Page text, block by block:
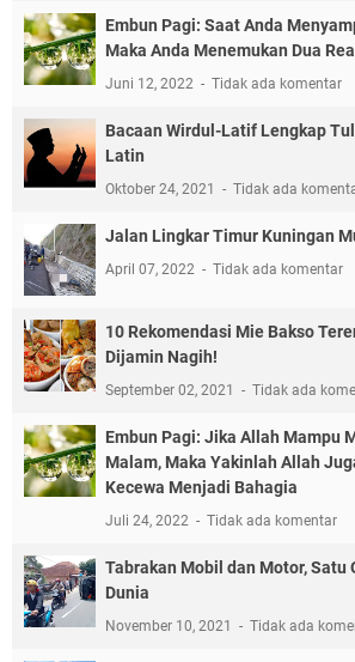
Embun Pagi: Saat Anda
Maka Anda Menemukan Dua
Juni 12, 2022 Tidak ada komentar
Bacaan Wirdul-Latif Lengkap
Latin
Oktober 24, 2021 Tidak ada
Jalan Lingkar Timur Kuningan
April 07, 2022 Tidak ada komentar
10 Rekomendasi Mie Bakso
Dijamin Nagih!
September 02, 2021 Tidak ada
Embun Pagi: Jika Allah Mampu
Malam, Maka Yakinlah Allah
Kecewa Menjadi Bahagia
Juli 24, 2022 Tidak ada komentar
Tabrakan Mobil dan Motor, Satu
Dunia
November 10, 2021 Tidak ada